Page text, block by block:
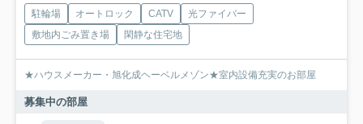
駐輪場 オートロック CATV
光ファイバー
敷地内ごみ置き場
閑静な住宅地
★ハウスメーカー・旭化成ヘーベルメゾン★室内設備充実のお部屋
募集中の部屋